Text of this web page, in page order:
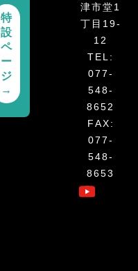
津市堂1
丁目19-
12
TEL:
077-
548-
8652
FAX:
077-
548-
8653
特
設
ペ
ー
ジ
→